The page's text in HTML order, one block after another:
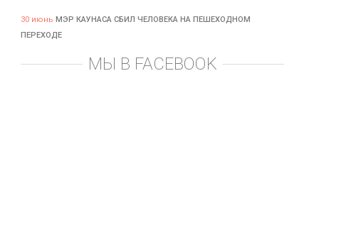
30 июнь МЭР КАУНАСА СБИЛ ЧЕЛОВЕКА НА ПЕШЕХОДНОМ
ПЕРЕХОДЕ
МЫ В FACEBOOK